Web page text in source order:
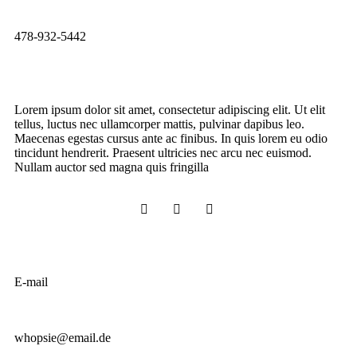
478-932-5442
Lorem ipsum dolor sit amet, consectetur adipiscing elit. Ut elit
tellus, luctus nec ullamcorper mattis, pulvinar dapibus leo.
Maecenas egestas cursus ante ac finibus. In quis lorem eu odio
tincidunt hendrerit. Praesent ultricies nec arcu nec euismod.
Nullam auctor sed magna quis fringilla
E-mail
whopsie@email.de